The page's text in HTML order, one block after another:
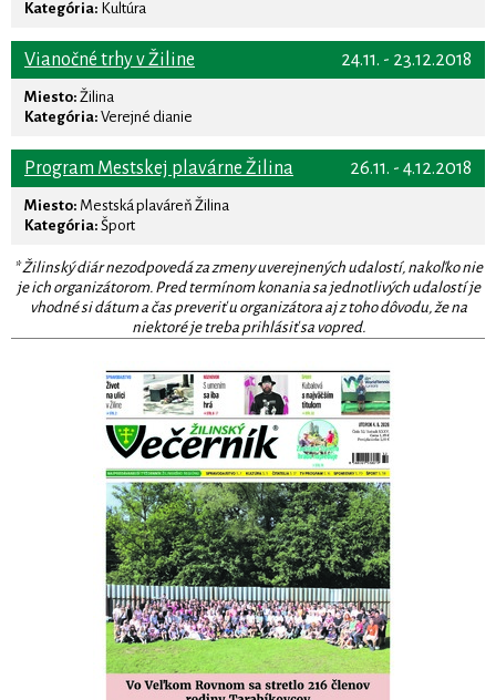
Kategória: Kultúra
24.11. - 23.12.2018
Vianočné trhy v Žiline
Miesto: Žilina
Kategória: Verejné dianie
26.11. - 4.12.2018
Program Mestskej plavárne Žilina
Miesto: Mestská plaváreň Žilina
Kategória: Šport
* Žilinský diár nezodpovedá za zmeny uverejnených udalostí, nakoľko nie
je ich organizátorom. Pred termínom konania sa jednotlivých udalostí je
vhodné si dátum a čas preveriť u organizátora aj z toho dôvodu, že na
niektoré je treba prihlásiť sa vopred.